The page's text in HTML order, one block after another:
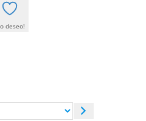
deseo!